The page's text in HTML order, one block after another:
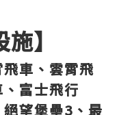
】
車、雲霄飛
富士飛行
望堡壘3、最